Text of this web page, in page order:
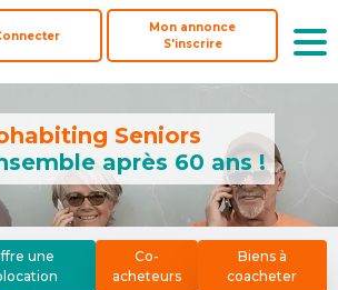
Mon annonce
S'inscrire
Mon annonce
S'inscrire
Seniors
après 60 ans !
une
Co-
acheteurs
Biens à
coacheter